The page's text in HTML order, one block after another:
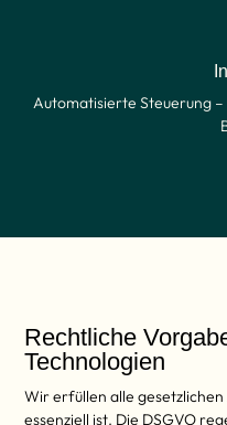
Automatisierte Steuerung
Rechtliche
Technologien
Wir erfüllen alle
essenziell ist. Die DSGVO